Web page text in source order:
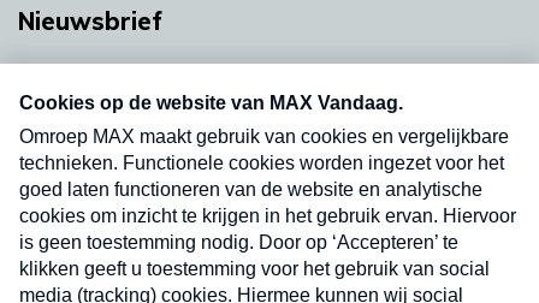
Nieuwsbrief
nieuwsbrief. Elke vrijdag- en dinsdagochtend in
uw mailbox.
Verzend